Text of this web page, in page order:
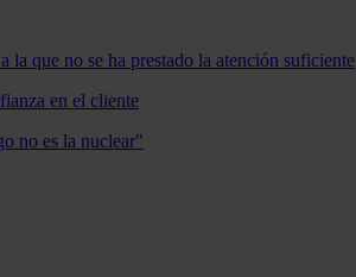
la que no se ha prestado la atención suficiente
en el cliente
no es la nuclear"